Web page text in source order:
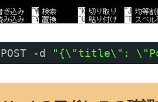
-d "{\"title\":